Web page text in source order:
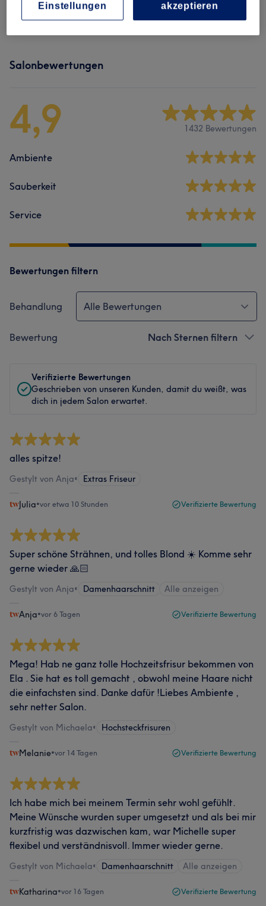
Haarverlängerung (4)
Salonbewertungen
4,9 1432 Bewertungen
Ambiente
Sauberkeit
Service
Bewertungen filtern
Behandlung Alle Bewertungen
Bewertung Nach Sternen filtern
Verifizierte Bewertungen
Geschrieben von unseren Kunden, damit du weißt, was
dich in jedem Salon erwartet.
alles spitze!
Gestylt von Anja• Extras Friseur
Julia•vor etwa 10 Stunden Verifizierte Bewertung
Super schöne Strähnen, und tolles Blond ☀️ Komme sehr
gerne wieder 🙏🏻
Gestylt von Anja• Damenhaarschnitt Alle anzeigen
Anja•vor 6 Tagen Verifizierte Bewertung
Mega! Hab ne ganz tolle Hochzeitsfrisur bekommen von
Ela . Sie hat es toll gemacht , obwohl meine Haare nicht
die einfachsten sind. Danke dafür !Liebes Ambiente ,
sehr netter Salon.
Gestylt von Michaela• Hochsteckfrisuren
Melanie•vor 14 Tagen Verifizierte Bewertung
Ich habe mich bei meinem Termin sehr wohl gefühlt.
Meine Wünsche wurden super umgesetzt und als bei mir
kurzfristig was dazwischen kam, war Michelle super
flexibel und verständnisvoll. Immer wieder gerne.
Gestylt von Michaela• Damenhaarschnitt Alle anzeigen
Katharina•vor 16 Tagen Verifizierte Bewertung
Einstellungen
akzeptieren